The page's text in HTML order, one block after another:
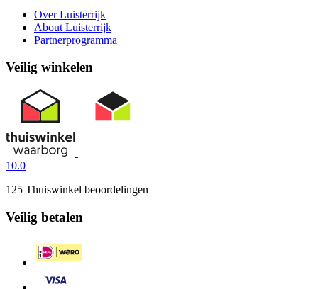
Over Luisterrijk
About Luisterrijk
Partnerprogramma
Veilig winkelen
10.0
125 Thuiswinkel beoordelingen
Veilig betalen